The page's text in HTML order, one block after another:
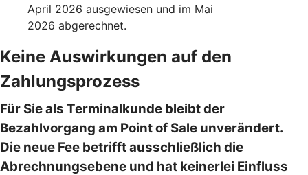
April 2026 ausgewiesen und im Mai
2026 abgerechnet.
Keine Auswirkungen auf den
Zahlungsprozess
Für Sie als Terminalkunde bleibt der
Bezahlvorgang am Point of Sale unverändert.
Die neue Fee betrifft ausschließlich die
Abrechnungsebene und hat keinerlei Einfluss